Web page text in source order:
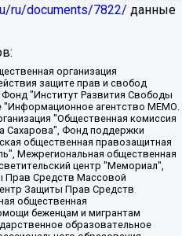
ru/documents/7822/ данные
ответственностью "Чайка Белые сады", Ветошкина Валерия Валерьевна, Заговора Максим Александрович, Межрегиональное общественное движение "Российская ЛГБТ - сеть", Оленичев Максим Владимирович, Павлов Иван Юрьевич, Скворцова Елена Сергеевна, Общество с ограниченной ответственностью "Как бы инагент", Кочетков Игорь Викторович, Общество с ограниченной ответственностью "Честные выборы", Еланчик Олег Александрович, Общество с ограниченной ответственностью "Нобелевский призыв", Гималова Регина Эмилевна, Григорьев Андрей Валерьевич, Григорьева Алина Александровна, Ассоциация по содействию защите прав призывников, альтернативнослужащих и военнослужащих "Правозащитная группа "Гражданин.Армия.Право", Хисамова Регина Фаритовна, Автономная некоммерческая организация по реализации социально-правовых программ "Лилит", Дальневосточное общественное движение "Маяк", Санкт-Петербургская ЛГБТ-инициативная группа "Выход", Инициативная группа ЛГБТ+ "Реверс", Алексеев Андрей Викторович, Бекбулатова Таисия Львовна, Беляев Иван Михайлович, Владыкина Елена Сергеевна, Гельман Марат Александрович, Никульшина Вероника Юрьевна, Толоконникова Надежда Андреевна, Шендерович Виктор Анатольевич, Общество с ограниченной ответственностью "Данное сообщение", Общество с ограниченной ответственностью Издательский дом "Новая глава", Айнбиндер Александра Александровна, Московский комьюнити-центр для ЛГБТ+инициатив, Благотворительный фонд развития филантропии, Deutsche Welle (Германия, Kurt-Schumacher-Strasse 3, 53113 Bonn), Борзунова Мария Михайловна, Воробьев Виктор Викторович, Голубева Анна Львовна, Константинова Алла Михайловна, Малкова Ирина Владимировна, Мурадов Мурад Абдулгалимович, Осетинская Елизавета Николаевна, Понасенков Евгений Николаевич, Ганапольский Матвей Юрьевич, Киселев Евгений Алексеевич, Борухович Ирина Григорьевна, Дремин Иван Тимофеевич, Дубровский Дмитрий Викторович, Красноярская региональная общественная организация поддержки и развития альтернативных образовательных технологий и межкультурных коммуникаций "ИНТЕРРА", Маяковская Екатерина Алексеевна, Фейгин Марк Захарович, Филимонов Андрей Викторович, Дзугкоева Регина Николаевна, Доброхотов Роман Александрович, Дудь Юрий Александрович, Елкин Сергей Владимирович, Кругликов Кирилл Игоревич, Сабунаева Мария Леонидовна, Семенов Алексей Владимирович, Шаинян Карен Багратович, Шульман Екатерина Михайловна, Асафьев Артур Валерьевич, Вахштайн Виктор Семенович, Венедиктов Алексей Алексеевич, Лушникова Екатерина Евгеньевна, Волков Леонид Михайлович, Невзоров Александр Глебович, Пархоменко Сергей Борисович, Сироткин Ярослав Николаевич, Кара-Мурза Владимир Владимирович, Баранова Наталья Владимировна, Гозман Леонид Яковлевич, Кагарлицкий Борис Юльевич, Климарев Михаил Валерьевич, Милов Владимир Станиславович, Автономная некоммерческая организация Краснодарский центр современного искусства "Типография", Моргенштерн Алишер Тагирович, Соболь Любовь Эдуардовна, Общество с ограниченной ответственностью "ЛИЗА НОРМ", Каспаров Гарри Кимович, Ходорковский Михаил Борисович, Общество с ограниченной ответственностью "Апрельские тезисы", Данилович Ирина Брониславовна, Кашин Олег Владимирович, Петров Николай Владимирович, Пивоваров Алексей Владимирович, Соколов Михаил Владимирович, Цветкова Юлия Владимировна, Чичваркин Евгений Александрович, Комитет против пыток/Команда против пыток, Общество с ограниченной ответственностью "Первый научный", Общество с ограниченной ответственностью "Вертолет и ко", Белоцерковская Вероника Борисовна, Кац Максим Евгеньевич, Лазарева Татьяна Юрьевна, Шаведдинов Руслан Табризович, Яшин Илья Валерьевич, Общество с ограниченной ответственностью "Иноагент ААВ", Алешковский Дмитрий Петрович, Альбац Евгения Марковна, Быков Дмитрий Львович, Галямина Юлия Евгеньевна, Лойко Сергей Леонидович, Мартынов Кирилл Константинович, Медведев Сергей Александрович, Крашенинников Федор Геннадиевич, Гордеева Катерина Вл